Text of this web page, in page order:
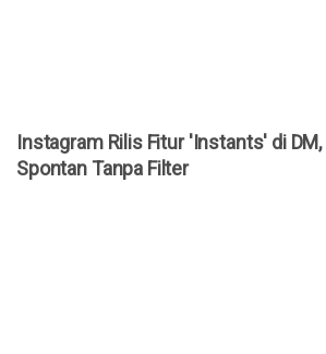
Instagram Rilis Fitur 'Instants' di
Spontan Tanpa Filter